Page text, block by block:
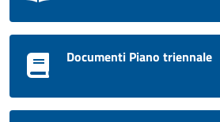
Documenti Piano triennale